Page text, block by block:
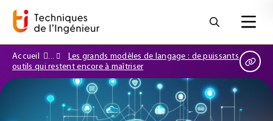
Accueil
Les grands modèles de langage : de puissants
outils qui restent encore à maîtriser